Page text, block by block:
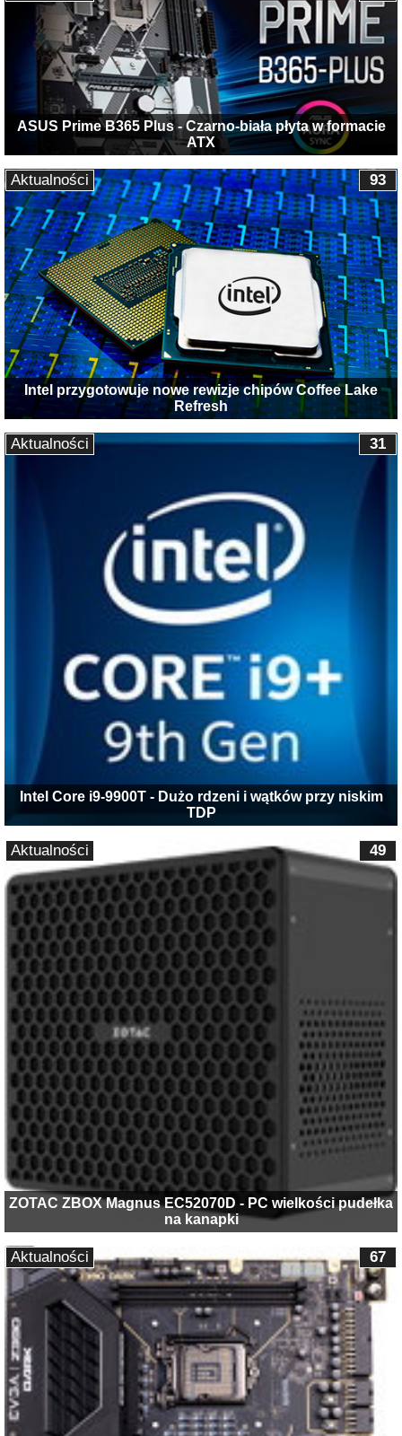
ASUS Prime B365 Plus - Czarno-biała płyta w formacie
ATX
Intel przygotowuje nowe rewizje chipów Coffee Lake
Refresh
93
Aktualności
Intel Core i9-9900T - Dużo rdzeni i wątków przy niskim
TDP
31
Aktualności
ZOTAC ZBOX Magnus EC52070D - PC wielkości pudełka
na kanapki
49
Aktualności
67
Aktualności